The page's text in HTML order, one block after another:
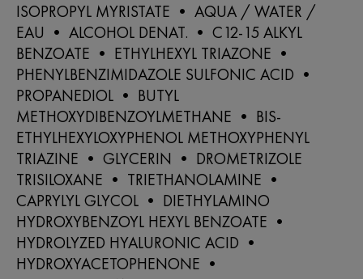
ISOPROPYL MYRISTATE • AQUA / WATER /
EAU • ALCOHOL DENAT. • C12-15 ALKYL
BENZOATE • ETHYLHEXYL TRIAZONE •
PHENYLBENZIMIDAZOLE SULFONIC ACID •
PROPANEDIOL • BUTYL
METHOXYDIBENZOYLMETHANE • BIS-
ETHYLHEXYLOXYPHENOL METHOXYPHENYL
TRIAZINE • GLYCERIN • DROMETRIZOLE
TRISILOXANE • TRIETHANOLAMINE •
CAPRYLYL GLYCOL • DIETHYLAMINO
HYDROXYBENZOYL HEXYL BENZOATE •
HYDROLYZED HYALURONIC ACID •
HYDROXYACETOPHENONE •